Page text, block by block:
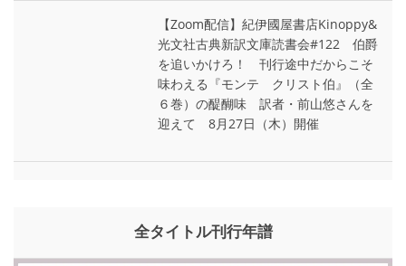
【Zoom配信】紀伊國屋書店Kinoppy&
光文社古典新訳文庫読書会#122 伯爵
を追いかけろ！ 刊行途中だからこそ
味わえる『モンテ゠クリスト伯』（全
６巻）の醍醐味 訳者・前山悠さんを
迎えて 8月27日（木）開催
全タイトル刊行年譜